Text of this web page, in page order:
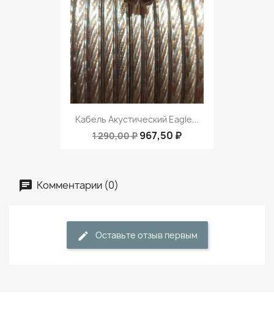
Кабель Акустический Eagle...
1 290,00 ₽ 967,50 ₽
Комментарии (0)
Оставьте отзыв первым